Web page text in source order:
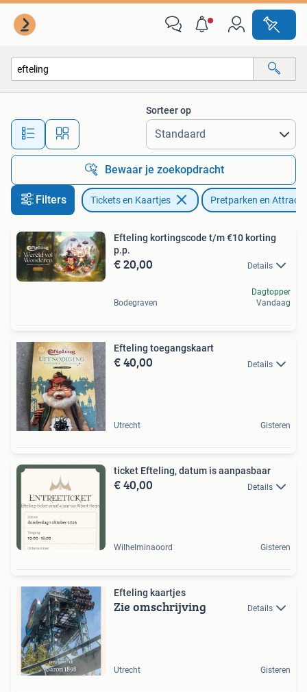
Alle afstanden…
Sorteer op
Bewaar je zoekopdracht
Filters Tickets en Kaartjes Pretparken en
Efteling kortingscode t/m €10 korting
p.p.
€ 20,00 Details
Bodegraven
Dagtopper
Vandaag
Efteling toegangskaart
€ 40,00 Details
Utrecht Gisteren
ticket Efteling, datum is aanpasbaar
€ 40,00 Details
Wilhelminaoord Gisteren
Efteling kaartjes
Zie omschrijving Details
Utrecht Gisteren